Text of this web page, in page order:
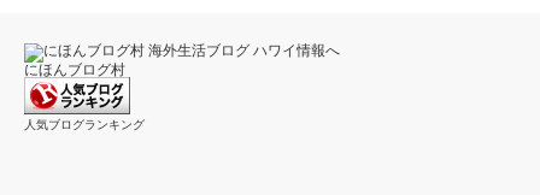
にほんブログ村
人気ブログランキング